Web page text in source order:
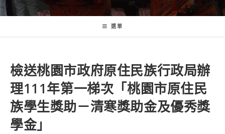
選單
檢送桃園市政府原住民族行政局辦
理111年第一梯次「桃園市原住民
族學生獎助－清寒獎助金及優秀獎
學金」